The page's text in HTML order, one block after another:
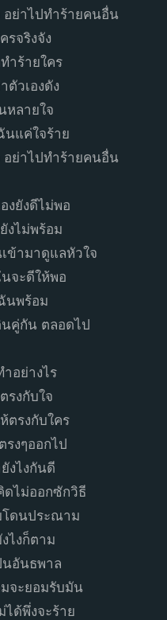
อย่าไปทำร้ายคนอื่น
รจริงจัง
ำร้ายใคร
ตัวเองดัง
หลายใจ
นแค่ใจร้าย
อย่าไปทำร้ายคนอื่น
งยังดีไม่พอ
งไม่พร้อม
ข้ามาดูแลหัวใจ
จะดีให้พอ
นพร้อม
นคู่กัน ตลอดไป
อย่างไร
รงกับใจ
ตรงกับใคร
รงๆออกไป
งไงกันดี
ดไม่ออกซักวิธี
โดนประณาม
ไงก็ตาม
นอันธพาล
จะยอมรับมัน
ได้พึ่งจะร้าย